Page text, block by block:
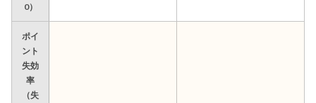
0）
ポイ
ント
失効
率
（失